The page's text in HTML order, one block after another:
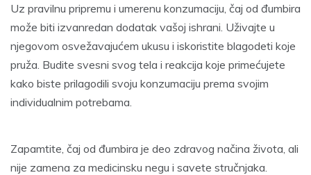
Uz pravilnu pripremu i umerenu konzumaciju, čaj od đumbira
može biti izvanredan dodatak vašoj ishrani. Uživajte u
njegovom osvežavajućem ukusu i iskoristite blagodeti koje
pruža. Budite svesni svog tela i reakcija koje primećujete
kako biste prilagodili svoju konzumaciju prema svojim
individualnim potrebama.
Zapamtite, čaj od đumbira je deo zdravog načina života, ali
nije zamena za medicinsku negu i savete stručnjaka.